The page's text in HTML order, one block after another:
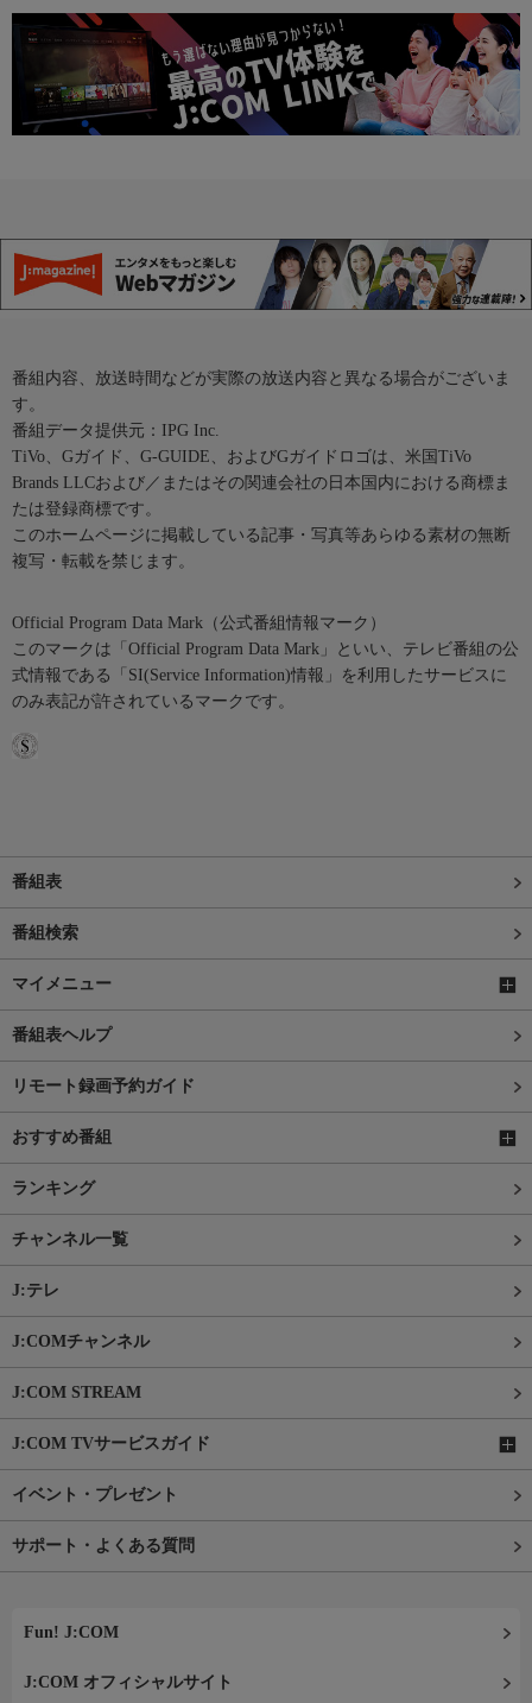
番組内容、放送時間などが実際の放送内容と異なる場合がございま
す。
番組データ提供元：IPG Inc.
TiVo、Gガイド、G-GUIDE、およびGガイドロゴは、米国TiVo
Brands LLCおよび／またはその関連会社の日本国内における商標ま
たは登録商標です。
このホームページに掲載している記事・写真等あらゆる素材の無断
複写・転載を禁じます。
Official Program Data Mark（公式番組情報マーク）
このマークは「Official Program Data Mark」といい、テレビ番組の公
式情報である「SI(Service Information)情報」を利用したサービスに
のみ表記が許されているマークです。
番組表
番組検索
マイメニュー
番組表ヘルプ
リモート録画予約ガイド
おすすめ番組
ランキング
チャンネル一覧
J:テレ
J:COMチャンネル
J:COM STREAM
J:COM TVサービスガイド
イベント・プレゼント
サポート・よくある質問
Fun! J:COM
J:COM オフィシャルサイト